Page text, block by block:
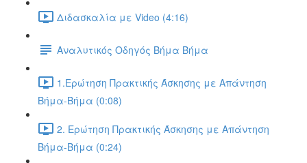
Διδασκαλία με Video (4:16)
Αναλυτικός Οδηγός Βήμα Βήμα
1.Ερώτηση Πρακτικής Άσκησης με Απάντηση
Βήμα-Βήμα (0:08)
2. Ερώτηση Πρακτικής Άσκησης με Απάντηση
Βήμα-Βήμα (0:24)